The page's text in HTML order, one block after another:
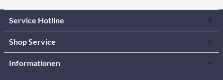
Service Hotline
Shop Service
Informationen